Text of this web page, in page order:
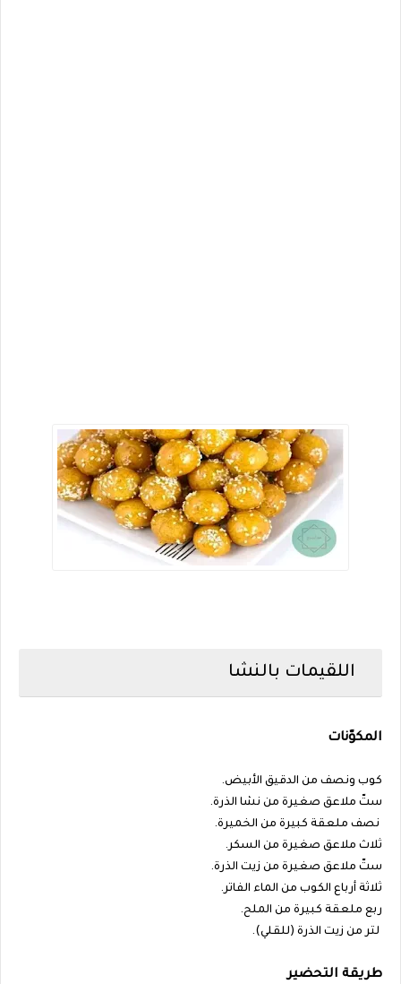
اللقيمات بالنشا
المكوّنات
كوب ونصف من الدقيق الأبيض.
ستّ ملاعق صغيرة من نشا الذرة.
نصف ملعقة كبيرة من الخميرة.
ثلاث ملاعق صغيرة من السكر.
ستّ ملاعق صغيرة من زيت الذرة.
ثلاثة أرباع الكوب من الماء الفاتر.
ربع ملعقة كبيرة من الملح.
لتر من زيت الذرة (للقلي).
طريقة التحضير